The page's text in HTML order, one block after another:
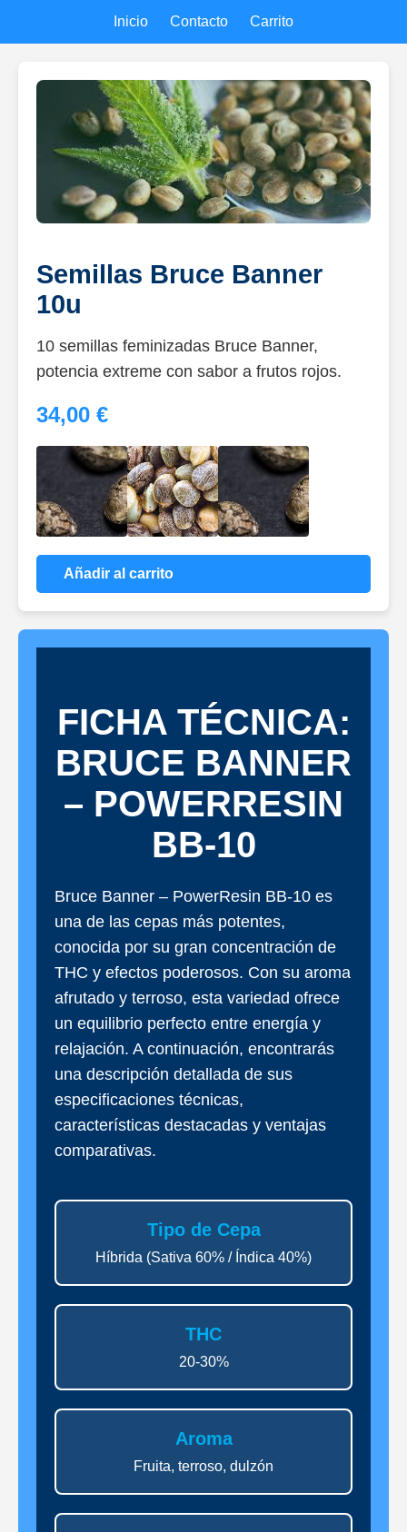
Inicio Contacto Carrito
Semillas Bruce Banner
10u
10 semillas feminizadas Bruce Banner,
potencia extreme con sabor a frutos rojos.
34,00 €
Añadir al carrito
FICHA TÉCNICA:
BRUCE BANNER
– POWERRESIN
BB-10
Bruce Banner – PowerResin BB-10 es
una de las cepas más potentes,
conocida por su gran concentración de
THC y efectos poderosos. Con su aroma
afrutado y terroso, esta variedad ofrece
un equilibrio perfecto entre energía y
relajación. A continuación, encontrarás
una descripción detallada de sus
especificaciones técnicas,
características destacadas y ventajas
comparativas.
Tipo de Cepa
Híbrida (Sativa 60% / Índica 40%)
THC
20-30%
Aroma
Fruita, terroso, dulzón